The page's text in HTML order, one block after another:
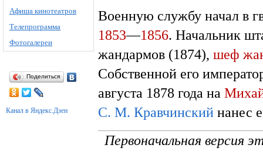
Афиша кинотеатров
Телепрограмма
Фотогалереи
Поделиться
Канал в Яндекс.Дзен
Военную службу начал в
1853—1856. Начальник
жандармов (1874), шеф
Собственной его
августа 1878 года на
С. М. Кравчинский нанес
Первоначальная версия